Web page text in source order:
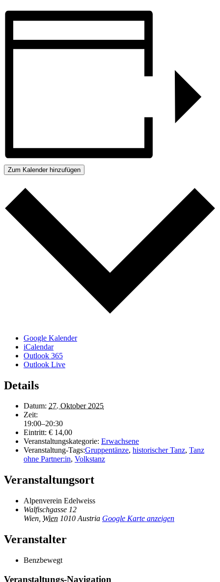
Zum Kalender hinzufügen
Google Kalender
iCalendar
Outlook 365
Outlook Live
Details
Datum: 27. Oktober 2025
Zeit:
19:00–20:30
Eintritt: € 14,00
Veranstaltungskategorie: Erwachsene
Veranstaltung-Tags:Gruppentänze, historischer Tanz, Tanz
ohne Partner:in, Volkstanz
Veranstaltungsort
Alpenverein Edelweiss
Walfischgasse 12
Wien Wien 1010 Austria Google Karte anzeigen
Veranstalter
Benzbewegt
Veranstaltungs-Navigation